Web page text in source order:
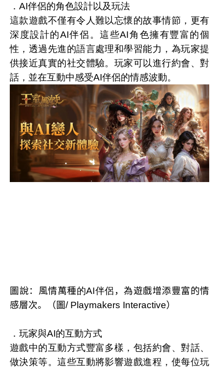
． AI伴侶的角色設計以及玩法
這款遊戲不僅有令人難以忘懷的故事情節，更有
深度設計的AI伴侶。這些AI角色擁有豐富的個
性，透過先進的語言處理和學習能力，為玩家提
供接近真實的社交體驗。玩家可以進行約會、對
話，並在互動中感受AI伴侶的情感波動。
圖說：風情萬種的AI伴侶 ，為遊戲增添豐富的情
感層次。（圖/ Playmakers Interactive）
．玩家與AI的互動方式
遊戲中的互動方式豐富多樣，包括約會、對話、
做決策等。這些互動將影響遊戲進程，使每位玩